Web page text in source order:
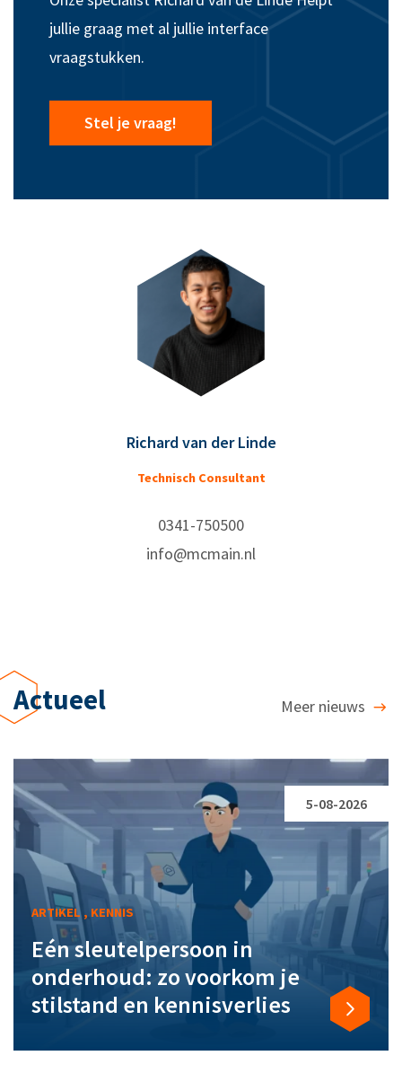
jullie graag met al jullie interface
vraagstukken.
Stel je vraag!
Richard van der Linde
Technisch Consultant
0341-750500
info@mcmain.nl
Actueel Meer nieuws
ARTIKEL , KENNIS
Eén sleutelpersoon in
onderhoud: zo voorkom je
stilstand en kennisverlies
5-08-2026